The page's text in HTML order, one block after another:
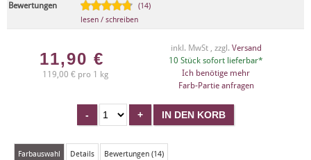
Bewertungen
(14)
lesen / schreiben
11,90 €
119,00 € pro 1 kg
inkl. MwSt , zzgl. Versand
10 Stück sofort lieferbar*
Ich benötige mehr
Farb-Partie anfragen
Farbauswahl Details Bewertungen (14)